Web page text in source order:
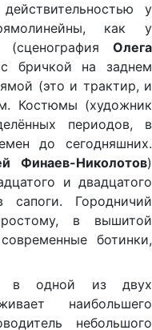
у
как у
(сценография Олега
бричкой на заднем
(это и трактир, и
Костюмы (художник
периодов, в
до сегодняшних.
Финаев-Николотов)
и двадцатого
Городничий
в вышитой
ботинки,
в одной из двух
наибольшего
небольшого